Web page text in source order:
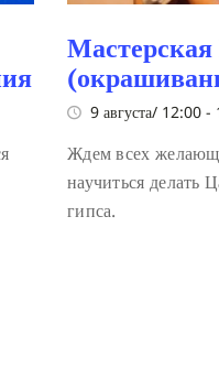
9 августа/ 12:00-
Ждем всех
научиться делать
гипса.